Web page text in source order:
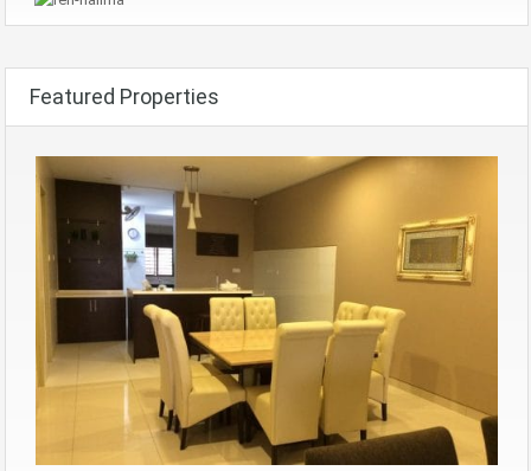
Featured Properties